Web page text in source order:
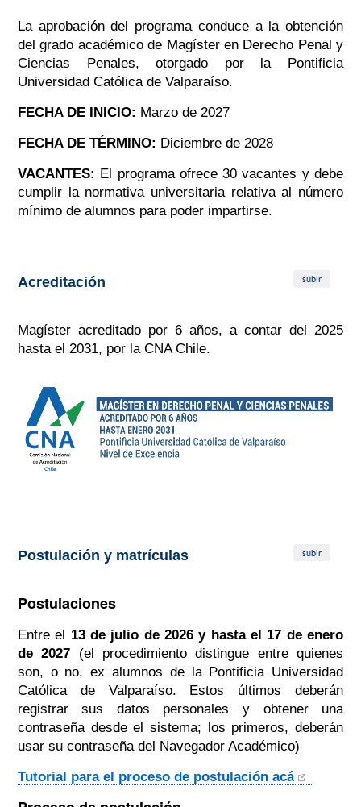
La aprobación del programa conduce a la obtención
del grado académico de Magíster en Derecho Penal y
Ciencias Penales, otorgado por la Pontificia
Universidad Católica de Valparaíso.
FECHA DE INICIO: Marzo de 2027
FECHA DE TÉRMINO: Diciembre de 2028
VACANTES: El programa ofrece 30 vacantes y debe
cumplir la normativa universitaria relativa al número
mínimo de alumnos para poder impartirse.
Acreditación subir
Magíster acreditado por 6 años, a contar del 2025
hasta el 2031, por la CNA Chile.
Postulación y matrículas subir
Postulaciones
Entre el 13 de julio de 2026 y hasta el 17 de enero
de 2027 (el procedimiento distingue entre quienes
son, o no, ex alumnos de la Pontificia Universidad
Católica de Valparaíso.
Estos últimos deberán
registrar sus datos personales y obtener una
contraseña desde el sistema; los primeros, deberán
usar su contraseña del Navegador Académico)
Tutorial para el proceso de postulación acá